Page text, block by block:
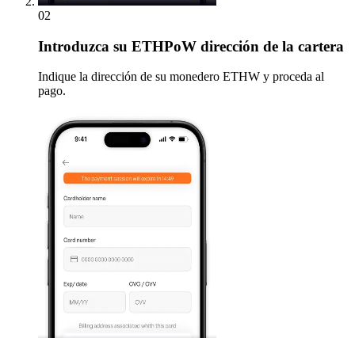
02
Introduzca su ETHPoW dirección de la cartera
Indique la dirección de su monedero ETHW y proceda al
pago.